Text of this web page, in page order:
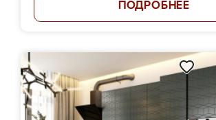
ПОДРОБНЕЕ